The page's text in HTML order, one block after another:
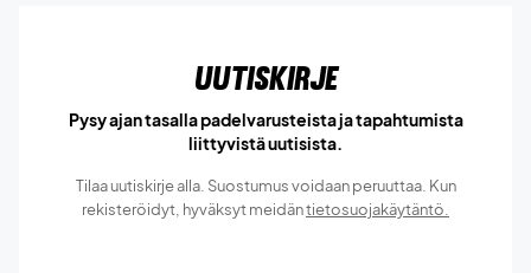
Uutiskirje
Pysy ajan tasalla padelvarusteista ja tapahtumista
liittyvistä uutisista.
Tilaa uutiskirje alla. Suostumus voidaan peruuttaa. Kun
rekisteröidyt, hyväksyt meidäntietosuojakäytäntö.